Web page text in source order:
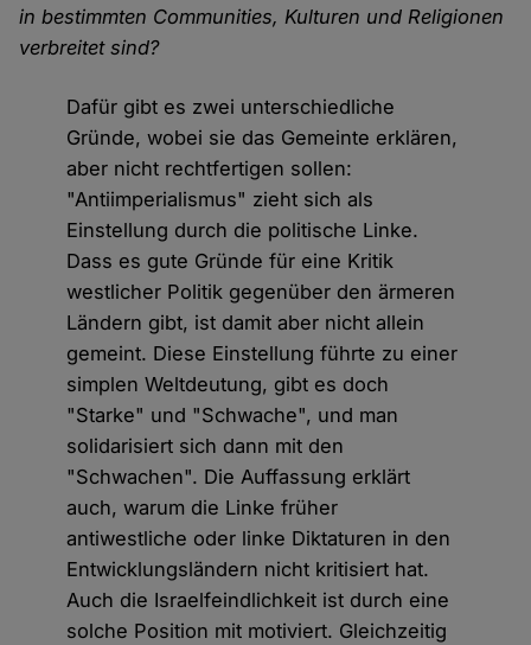
in bestimmten Communities, Kulturen und Religionen
verbreitet sind?
Dafür gibt es zwei unterschiedliche
Gründe, wobei sie das Gemeinte erklären,
aber nicht rechtfertigen sollen:
"Antiimperialismus" zieht sich als
Einstellung durch die politische Linke.
Dass es gute Gründe für eine Kritik
westlicher Politik gegenüber den ärmeren
Ländern gibt, ist damit aber nicht allein
gemeint. Diese Einstellung führte zu einer
simplen Weltdeutung, gibt es doch
"Starke" und "Schwache", und man
solidarisiert sich dann mit den
"Schwachen". Die Auffassung erklärt
auch, warum die Linke früher
antiwestliche oder linke Diktaturen in den
Entwicklungsländern nicht kritisiert hat.
Auch die Israelfeindlichkeit ist durch eine
solche Position mit motiviert. Gleichzeitig